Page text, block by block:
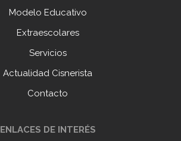
Modelo Educativo
Extraescolares
Servicios
Actualidad Cisnerista
Contacto
ENLACES DE INTERÉS